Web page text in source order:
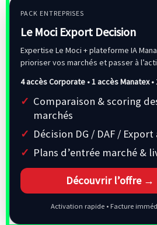
PACK ENTREPRISES
Le Moci Export Decision
Expertise Le Moci + plateforme IA
prioriser vos marchés et passer à
4 accès Corporate • 1 accès Manatex •
Comparaison & scoring
marchés
Décision DG / DAF /
Plans d’entrée marché &
Découvrir l’offre →
Activation rapide • Facture